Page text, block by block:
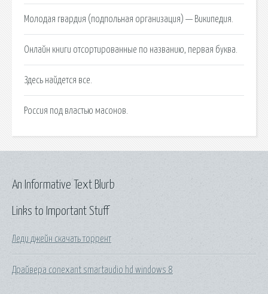
Молодая гвардия (подпольная организация) — Википедия.
Онлайн книги отсортированные по названию, первая буква.
Здесь найдется все.
Россия под властью масонов.
Links to Important Stuff
Леди джейн скачать торрент
Драйвера conexant smartaudio hd windows 8
An Informative Text Blurb